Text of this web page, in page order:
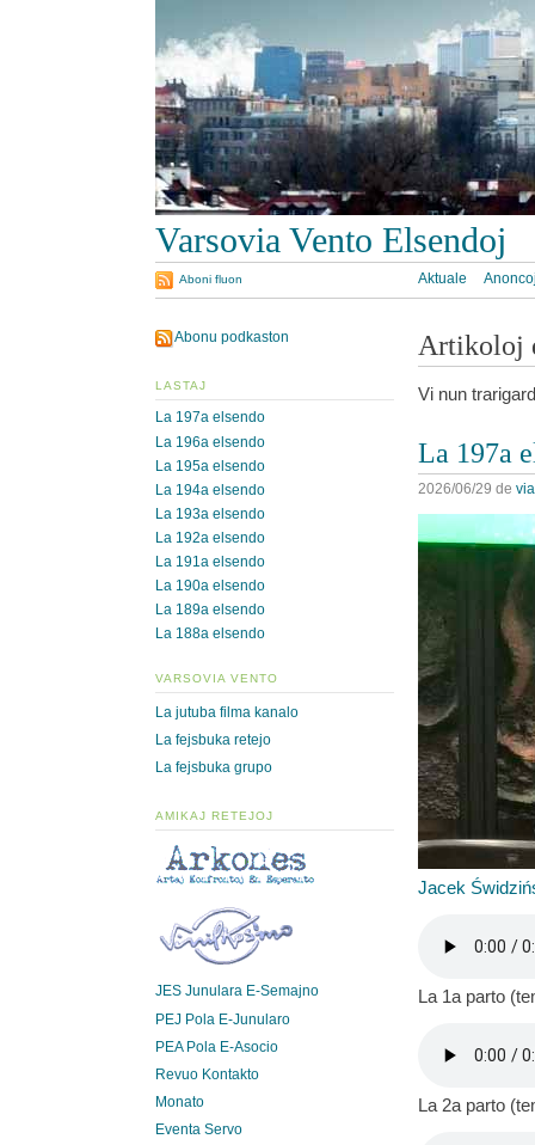
Varsovia Vento Elsendoj
Aktuale
Aboni fluon
Artikoloj
Vi nun
La 197a
2026/06/29 de
Jacek
La 1a parto
La 2a parto
Abonu podkaston
LASTAJ
La 197a elsendo
La 196a elsendo
La 195a elsendo
La 194a elsendo
La 193a elsendo
La 192a elsendo
La 191a elsendo
La 190a elsendo
La 189a elsendo
La 188a elsendo
VARSOVIA VENTO
La jutuba filma kanalo
La fejsbuka retejo
La fejsbuka grupo
AMIKAJ RETEJOJ
JES Junulara E-Semajno
PEJ Pola E-Junularo
PEA Pola E-Asocio
Revuo Kontakto
Monato
Eventa Servo